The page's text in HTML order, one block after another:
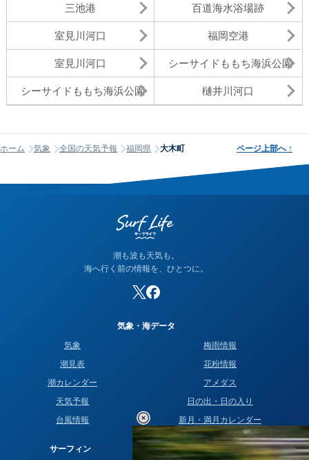
三池港 百道海水浴場跡
室見川河口 福岡空港
室見川河口 シーサイドももち海浜公園
シーサイドももち海浜公園 樋井川河口
ホーム 気象 全国の天気予報 福岡県 大木町 ページ上部へ ↑
潮も波も天気も。
海へ行く前の情報を、ひとつに。
気象・海データ
気象
潮見表
潮カレンダー
天気予報
台風情報
梅雨情報
花粉情報
アメダス
日の出・日の入り
新月・満月カレンダー
サーフィン 運営情報